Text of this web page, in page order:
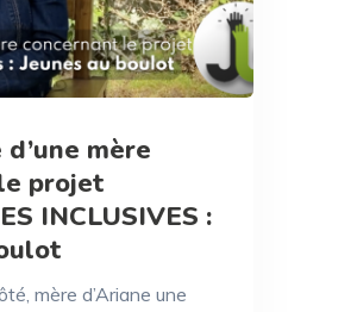
mère
projet
INCLUSIVES :
mère d’Ariane une